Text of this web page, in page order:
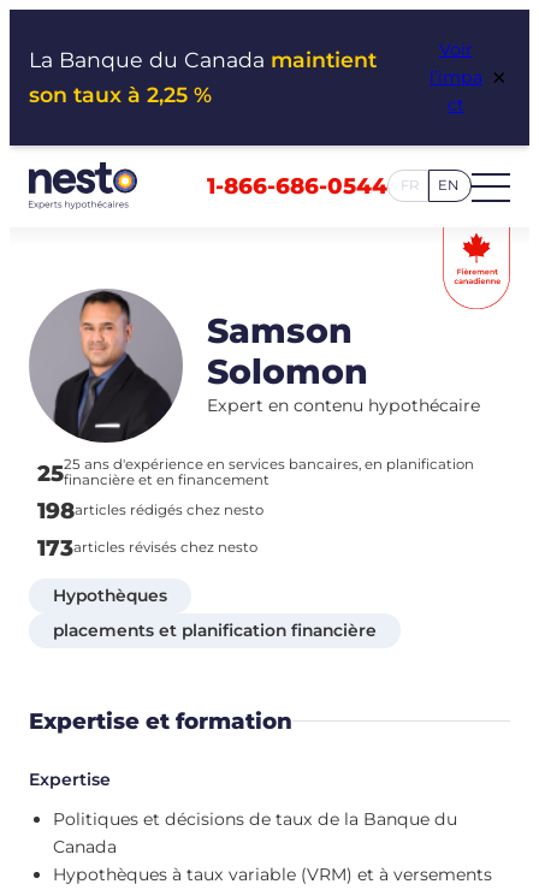
La Banque du Canada maintient
son taux à 2,25 %
Voir
l’impa
ct
×
1-866-686-0544 FR EN
Samson
Solomon
Expert en contenu hypothécaire
2525 ans d'expérience en services bancaires, en planification
financière et en financement
198articles rédigés chez nesto
173articles révisés chez nesto
Hypothèques
placements et planification financière
Expertise et formation
Expertise
Politiques et décisions de taux de la Banque du
Canada
Hypothèques à taux variable (VRM) et à versements